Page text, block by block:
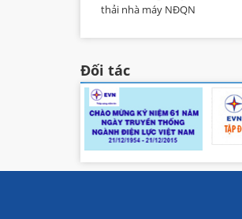
thải nhà máy NĐQN
Đối tác